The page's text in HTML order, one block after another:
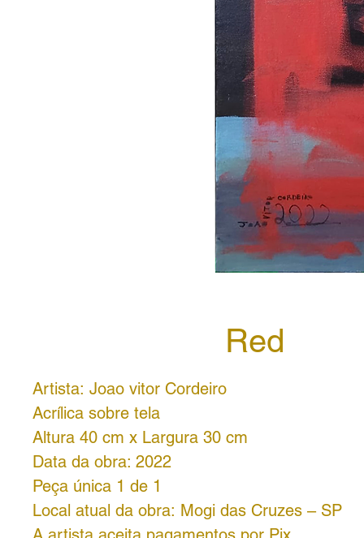
Red
Artista: Joao vitor Cordeiro
Acrílica sobre tela
Altura 40 cm x Largura 30 cm
Data da obra: 2022
Peça única 1 de 1
Local atual da obra: Mogi das Cruzes – SP